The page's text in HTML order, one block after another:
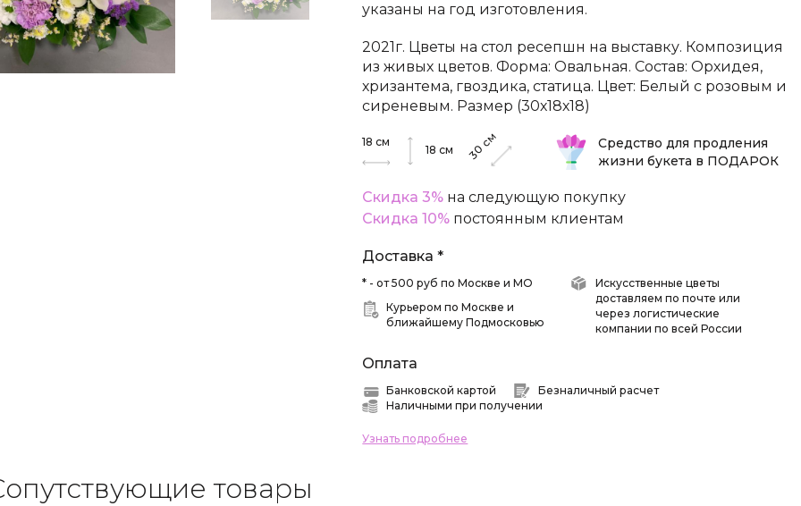
указаны на год изготовления.
2021г. Цветы на стол ресепшн на выставку. Композиция
из живых цветов. Форма: Овальная. Состав: Орхидея,
хризантема, гвоздика, статица. Цвет: Белый с розовым и
сиреневым. Размер (30х18х18)
18 см
18 см 30
см
Средство для продления
жизни букета в ПОДАРОК
Скидка 3% на следующую покупку
Скидка 10% постоянным клиентам
Доставка *
* - от 500 руб по Москве и МО
Курьером по Москве и
ближайшему Подмосковью
Искусственные цветы
доставляем по почте или
через логистические
компании по всей России
Оплата
Банковской картой
Безналичный расчет
Наличными при получении
Узнать подробнее
товары